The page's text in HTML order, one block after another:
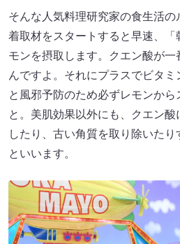
そんな人気料理研究家の食生活
着取材をスタートすると早速、「
モンを摂取します。クエン酸が
んですよ。それにプラスでビタ
と風邪予防のため必ずレモンから
と。美肌効果以外にも、クエン
したり、古い角質を取り除いたり
といいます。